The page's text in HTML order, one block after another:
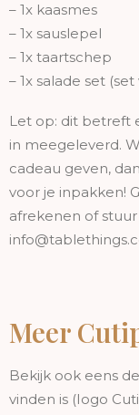
– 1x kaasmes
– 1x sauslepel
– 1x taartschep
– 1x salade set (set
Let op: dit betreft
in meegeleverd.
cadeau geven,
voor je inpakken!
afrekenen of
Meer
Bekijk ook eens
vinden is (Iogo